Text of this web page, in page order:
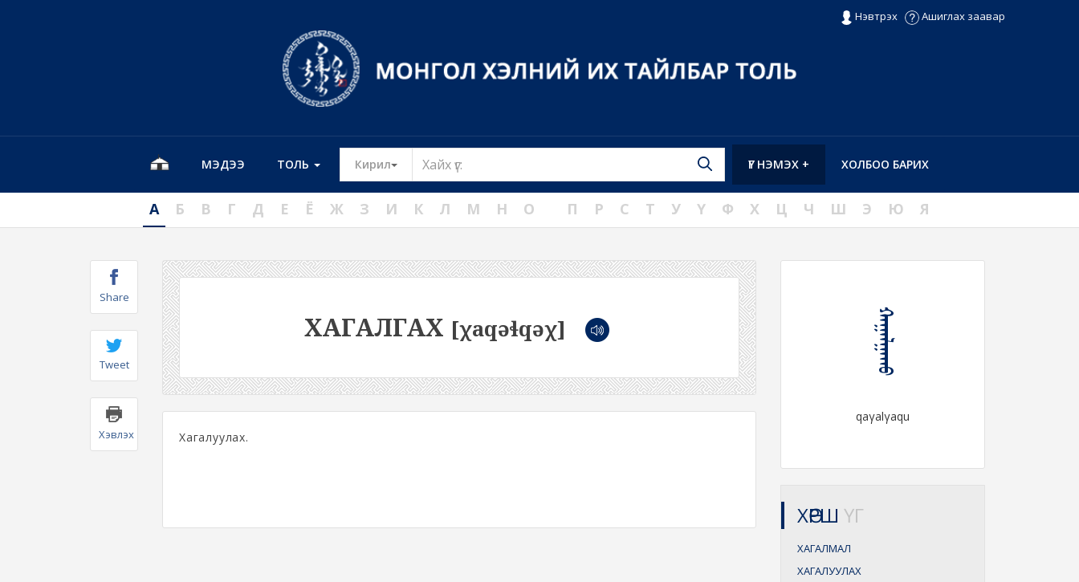
Нэвтрэх Ашиглах заавар
МЭДЭЭ ТОЛЬ Кирил Toggle Dropdown ХОЛБОО БАРИХ
ҮГ НЭМЭХ +
А Б В Г Д Е Ё Ж З И К Л М Н О П Р С Т У Ү Ф Х Ц Ч Ш Э Ю Я
Share
Tweet
Хэвлэх
ХАГАЛГАХ [χaqəɬqəχ]
Хагалуулах.
ᠬᠠᠭᠠᠯᠭᠠᠬᠤ
qaγalγaqu
ХӨРШ ҮГ
ХАГАЛМАЛ
ХАГАЛУУЛАХ